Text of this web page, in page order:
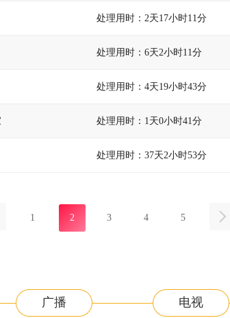
处理用时：2天17小时11分
处理用时：6天2小时11分
处理用时：4天19小时43分
处理用时：1天0小时41分
处理用时：37天2小时53分
1 2 3 4 5
广播 电视